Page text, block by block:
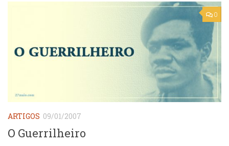
0
ARTIGOS 09/01/2007
O Guerrilheiro